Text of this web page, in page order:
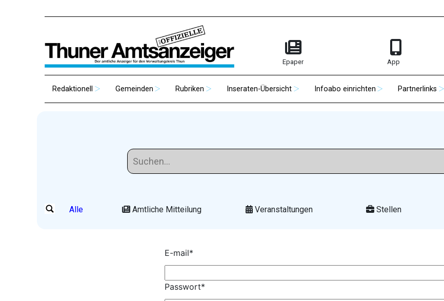
Epaper App
Redaktionell Gemeinden Rubriken Inseraten-Übersicht Infoabo einrichten Partnerlinks
Alle Amtliche Mitteilung Veranstaltungen Stellen
E-mail*
Passwort*